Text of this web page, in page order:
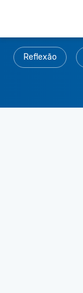
Reflexão